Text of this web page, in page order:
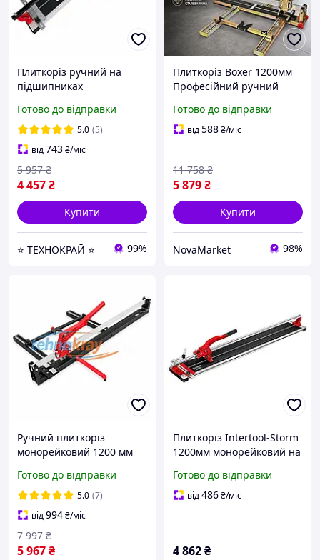
Плиткоріз ручний на
підшипниках
Haisser 64036 | Довжина
різу 1200 мм | Глибина
різу 15 мм
Готово до відправки
5.0 (5)
від743₴/міс
4 457₴
5 957 ₴
Купити
⭐ ТЕХНОКРАЙ ⭐ 99%
Плиткоріз Boxer 1200мм
Професійний ручний
керамограніту Плиткоріз
ручний монорейковий
Готово до відправки
від588₴/міс
5 879₴
11 758 ₴
Купити
NovaMarket 98%
Ручний плиткоріз
монорейковий 1200 мм
лазер | На підшипниках
Готово до відправки
5.0 (7)
від994₴/міс
5 967₴
7 997 ₴
Плиткоріз Intertool-Storm
1200мм монорейковий на
Готово до відправки
від486₴/міс
4 862₴